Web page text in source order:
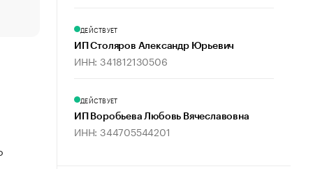
ДЕЙСТВУЕТ
ИП Столяров Александр Юрьевич
ИНН: 341812130506
ДЕЙСТВУЕТ
ИП Воробьева Любовь Вячеславовна
ИНН: 344705544201